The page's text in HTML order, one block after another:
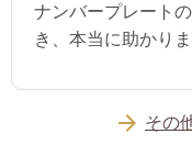
ナンバープレート
き、本当に助かりま
その